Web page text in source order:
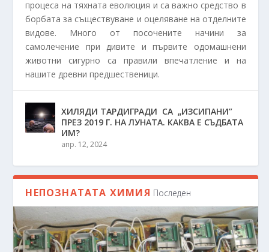
процеса на тяхната еволюция и са важно средство в
борбата за съществуване и оцеляване на отделните
видове. Много от посочените начини за
самолечение при дивите и първите одомашнени
животни сигурно са правили впечатление и на
нашите древни предшественици.
ХИЛЯДИ ТАРДИГРАДИ СА „ИЗСИПАНИ”
ПРЕЗ 2019 Г. НА ЛУНАТА. КАКВА Е СЪДБАТА
ИМ?
апр. 12, 2024
НЕПОЗНАТАТА ХИМИЯ Последен